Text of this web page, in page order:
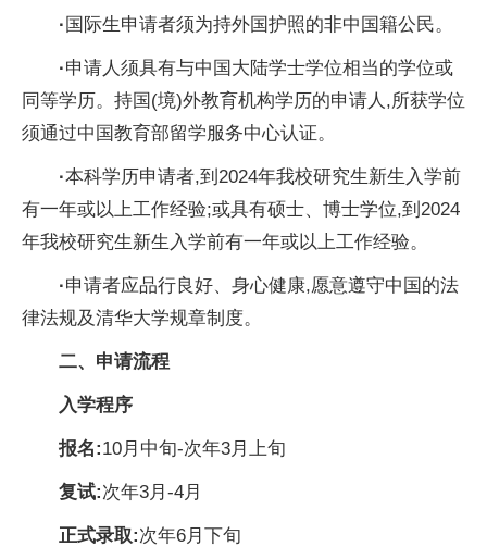
· 国际生申请者须为持外国护照的非中国籍公民。
·申请人须具有与中国大陆学士学位相当的学位或
同等学历。持国(境)外教育机构学历的申请人,所获学位
须通过中国教育部留学服务中心认证。
·本科学历申请者,到2024年我校研究生新生入学前
有一年或以上工作经验;或具有硕士、博士学位,到2024
年我校研究生新生入学前有一年或以上工作经验。
·申请者应品行良好、身心健康,愿意遵守中国的法
律法规及清华大学规章制度。
二、 申请流程
入学程序
报名:10月中旬-次年3月上旬
复试:次年3月-4月
正式录取:次年6月下旬